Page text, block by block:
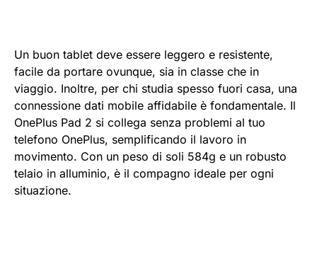
Un buon tablet deve essere leggero e resistente,
facile da portare ovunque, sia in classe che in
viaggio. Inoltre, per chi studia spesso fuori casa, una
connessione dati mobile affidabile è fondamentale. Il
OnePlus Pad 2 si collega senza problemi al tuo
telefono OnePlus, semplificando il lavoro in
movimento. Con un peso di soli 584g e un robusto
telaio in alluminio, è il compagno ideale per ogni
situazione.